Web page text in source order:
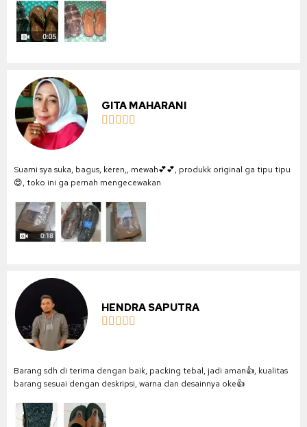
GITA MAHARANI
    
Suami sya suka, bagus, keren,, mewah💕💕, produkk original ga tipu tipu
😍, toko ini ga pernah mengecewakan
HENDRA SAPUTRA
    
Barang sdh di terima dengan baik, packing tebal, jadi aman👍, kualitas
barang sesuai dengan deskripsi, warna dan desainnya oke👍